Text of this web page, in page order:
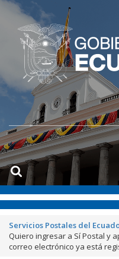
Servicios Postales del
Quiero ingresar a Sí Postal y
correo electrónico ya está